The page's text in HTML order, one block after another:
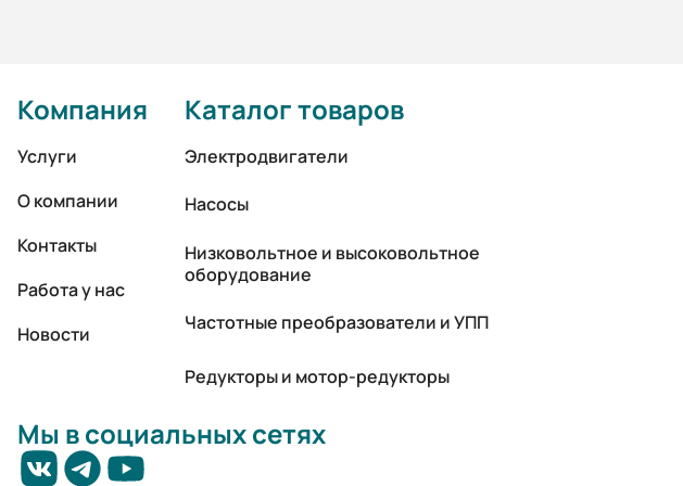
Компания
Услуги
О компании
Контакты
Работа у нас
Новости
Каталог товаров
Электродвигатели
Насосы
Низковольтное и высоковольтное
оборудование
Частотные преобразователи и УПП
Редукторы и мотор-редукторы
Мы в социальных сетях